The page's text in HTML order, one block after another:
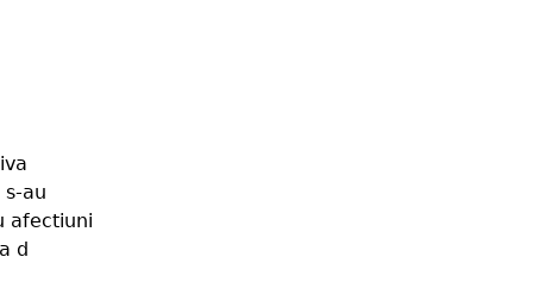
s-au
afectiuni
d